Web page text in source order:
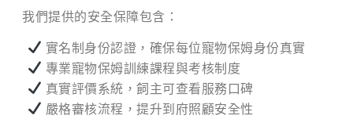
我們提供的安全保障包含：
實名制身份認證，確保每位寵物保姆身份真實
專業寵物保姆訓練課程與考核制度
真實評價系統，飼主可查看服務口碑
嚴格審核流程，提升到府照顧安全性